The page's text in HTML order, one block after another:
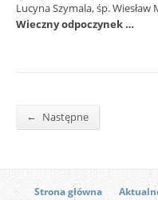
Lucyna Szymala, śp.
Wieczny odpoczynek …
← Następne
Strona główna